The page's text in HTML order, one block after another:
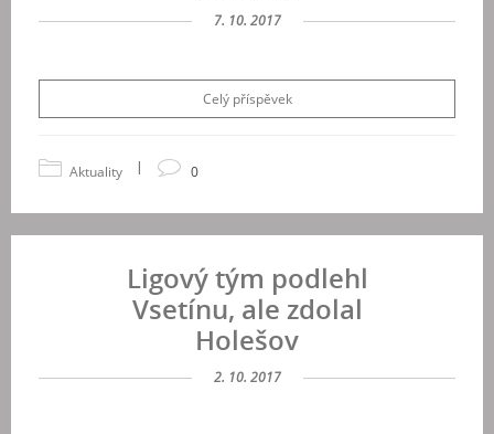
7. 10. 2017
Celý příspěvek
Aktuality | 0
Ligový tým podlehl
Vsetínu, ale zdolal
Holešov
2. 10. 2017